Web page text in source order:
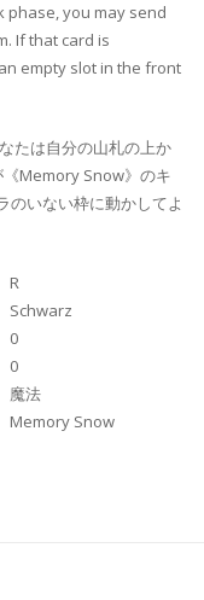
phase, you may send
If that card is
empty slot in the front
たは自分の山札の上か
Memory Snow》のキ
のいない枠に動かしてよ
R
Schwarz
0
0
魔法
Memory Snow